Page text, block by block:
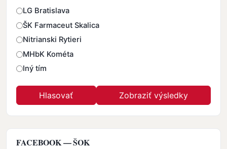
Odpovede
LG Bratislava
ŠK Farmaceut Skalica
Nitrianski Rytieri
MHbK Kométa
Iný tím
FACEBOOK — ŠOK